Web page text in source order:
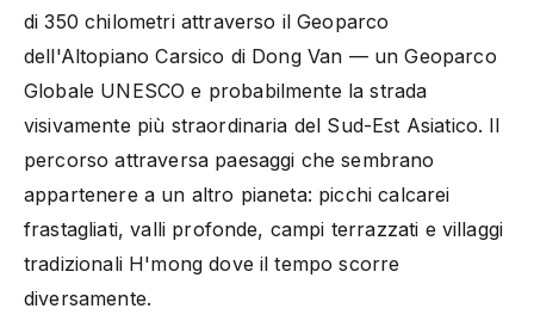
di 350 chilometri attraverso il Geoparco
dell'Altopiano Carsico di Dong Van — un Geoparco
Globale UNESCO e probabilmente la strada
visivamente più straordinaria del Sud-Est Asiatico. Il
percorso attraversa paesaggi che sembrano
appartenere a un altro pianeta: picchi calcarei
frastagliati, valli profonde, campi terrazzati e villaggi
tradizionali H'mong dove il tempo scorre
diversamente.